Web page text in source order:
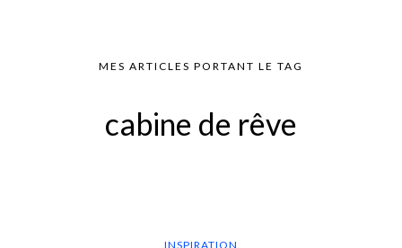
MES ARTICLES PORTANT LE TAG
cabine de rêve
INSPIRATION